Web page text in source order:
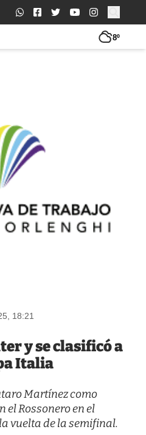
Buscar:
8º
18:21
y se clasificó a
Italia
Martínez como
el Rossonero en el
vuelta de la semifinal.